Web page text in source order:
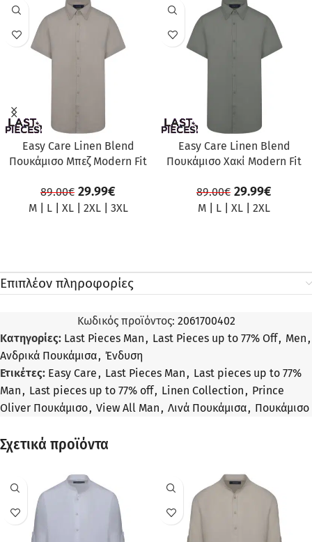
ΠΡΟΣΦΟΡΆ
Easy Care Linen Blend
Πουκάμισο Μπεζ Modern Fit
89.00€ 29.99€
M| L| XL| 2XL| 3XL
ΠΡΟΣΦΟΡΆ
Easy Care Linen Blend
Πουκάμισο Χακί Modern Fit
89.00€ 29.99€
M L XL 2XL
Επιπλέον πληροφορίες
Κωδικός προϊόντος: 2061700402
Κατηγορίες: Last Pieces Man, Last Pieces up to 77% Off, Men,
Ανδρικά Πουκάμισα, Ένδυση
Ετικέτες: Easy Care, Last Pieces Man, Last pieces up to 77%
Man, Last pieces up to 77% off, Linen Collection, Prince
Oliver Πουκάμισο, View All Man, Λινά Πουκάμισα, Πουκάμισο
Σχετικά προϊόντα
ΠΡΟΣΦΟΡΆ ΠΡΟΣΦΟΡΆ